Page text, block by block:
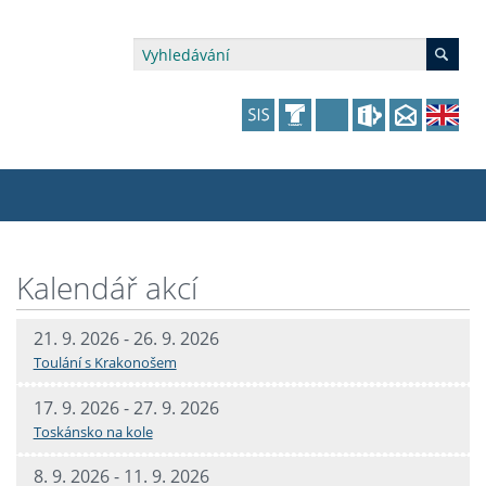
fakulty
řízení
FF UK
třetího věku
a benefity pro studující
Central European Studies
Kalendář akcí
21. 9. 2026 - 26. 9. 2026
Toulání s Krakonošem
17. 9. 2026 - 27. 9. 2026
Toskánsko na kole
8. 9. 2026 - 11. 9. 2026